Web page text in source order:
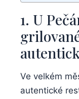
1. U
Ve velkém
autentické